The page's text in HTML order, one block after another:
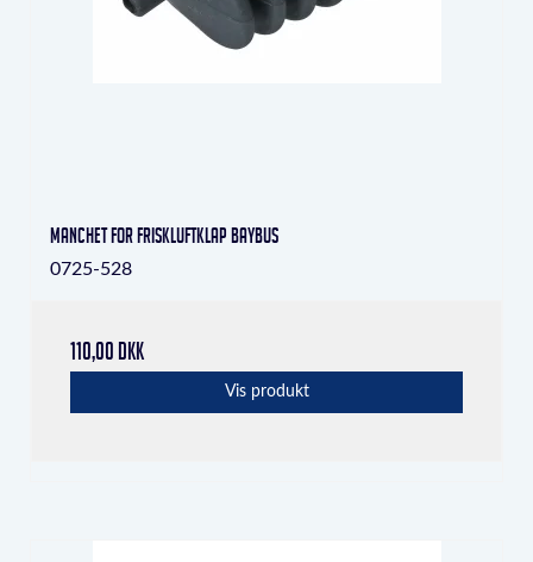
Manchet for friskluftklap Baybus
0725-528
110,00 DKK
Vis produkt